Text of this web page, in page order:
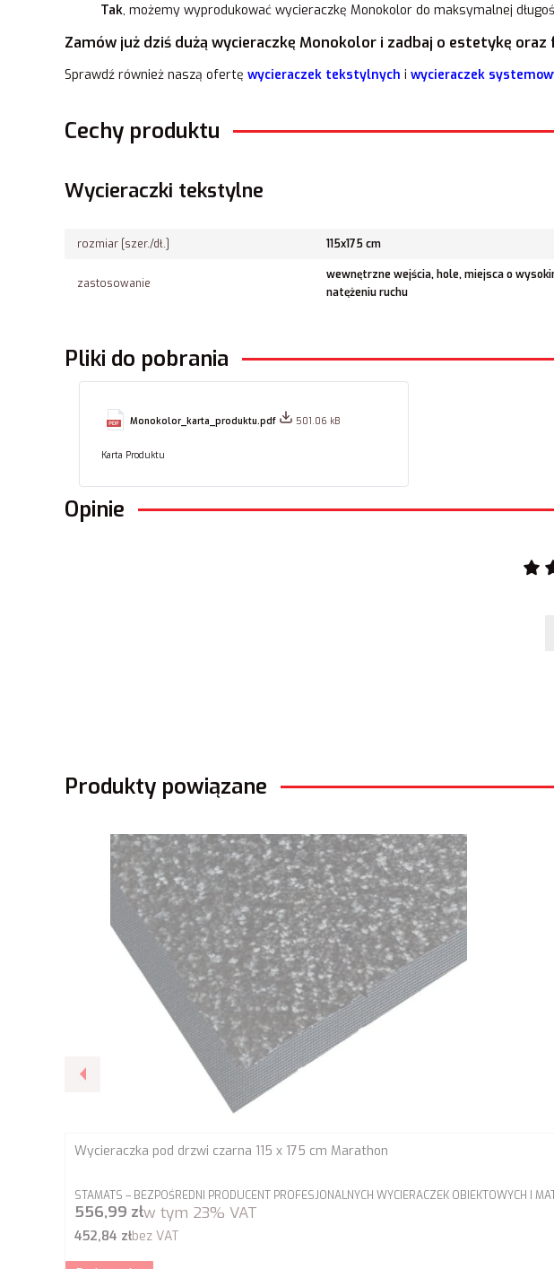
Tak, możemy wyprodukować wycieraczkę Monokolor do maksymalnej
Zamów już dziś dużą wycieraczkę Monokolor i zadbaj o estetykę
Sprawdź również naszą ofertę wycieraczek tekstylnych i wycieraczek
Cechy produktu
Wycieraczki tekstylne
rozmiar [szer./dł.] 115x175 cm
zastosowanie
wewnętrzne wejścia, hole, miejsca o
natężeniu ruchu
Pliki do pobrania
Monokolor_karta_produktu.pdf 501.06 kB
Karta Produktu
Opinie
Produkty powiązane
Wycieraczka pod drzwi czarna 115 x 175 cm Marathon
PRODUCENT
STAMATS – BEZPOŚREDNI PRODUCENT PROFESJONALNYCH WYCIERACZEK OBIEKTOWYCH I
Cena brutto
556,99 złw tym 23% VAT
Cena netto
452,84 złbez VAT